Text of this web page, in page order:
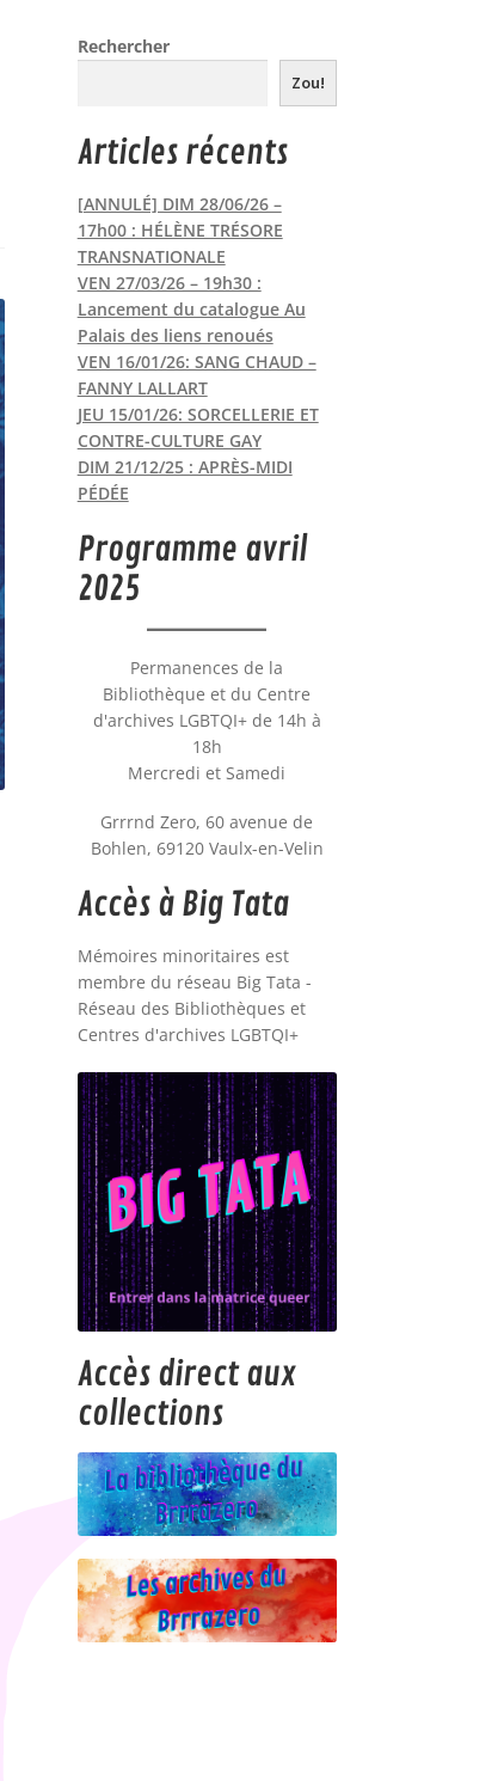
Rechercher
Zou!
Articles récents
[ANNULÉ] DIM 28/06/26 –
17h00 : HÉLÈNE TRÉSORE
TRANSNATIONALE
VEN 27/03/26 – 19h30 :
Lancement du catalogue Au
Palais des liens renoués
VEN 16/01/26: SANG CHAUD –
FANNY LALLART
JEU 15/01/26: SORCELLERIE ET
CONTRE-CULTURE GAY
DIM 21/12/25 : APRÈS-MIDI
PÉDÉE
Programme avril
2025
Permanences de la
Bibliothèque et du Centre
d'archives LGBTQI+ de 14h à
18h
Mercredi et Samedi
Grrrnd Zero, 60 avenue de
Bohlen, 69120 Vaulx-en-Velin
Accès à Big Tata
Mémoires minoritaires est
membre du réseau Big Tata -
Réseau des Bibliothèques et
Centres d'archives LGBTQI+
Accès direct aux
collections